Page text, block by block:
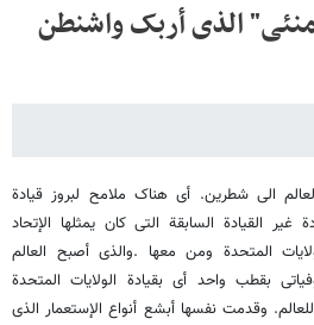
الذی أربک واشنطن
الى شطرین. أی هناک ملامح لبروز قیادة
القیادة السابقة التی کان یمثلها الإتحاد
المتحدة ومن معها .والذی أصبح العالم
بقطب واحد أی بقیادة الولایات المتحدة
وقدمت نفسها أبشع أنواع الإستعمار الذی